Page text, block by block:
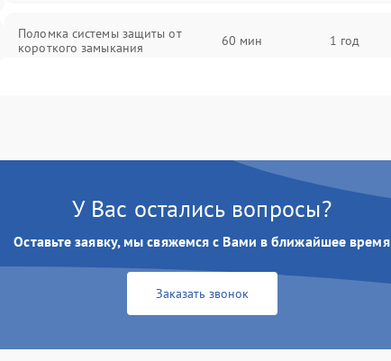
Поломка системы защиты от
короткого замыкания
60 мин 1 год
Неисправность системы защиты от
60 мин
замыкания
60 мин
Неисправность системы защиты от 60 мин
У Вас остались вопросы?
Оставьте заявку, мы свяжемся с Вами в ближайшее время
Заказать звонок